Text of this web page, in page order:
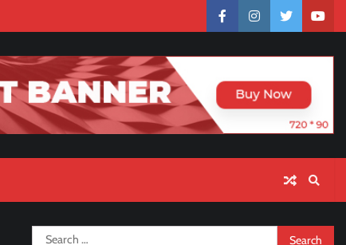
facebookinstagramtwitter
Search